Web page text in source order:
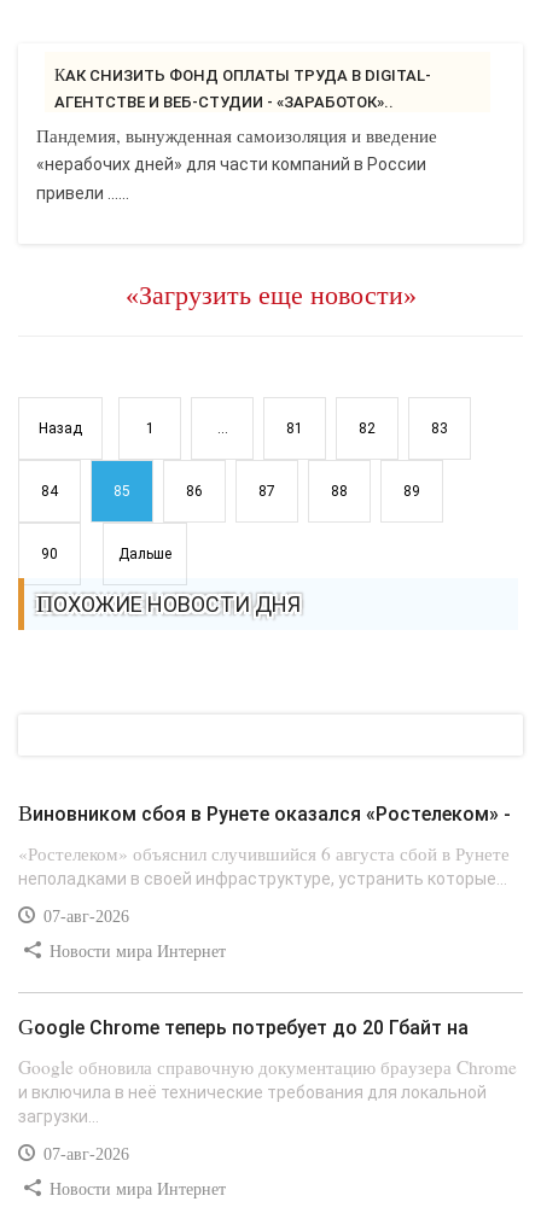
КАК СНИЗИТЬ ФОНД ОПЛАТЫ ТРУДА В DIGITAL-
АГЕНТСТВЕ И ВЕБ-СТУДИИ - «ЗАРАБОТОК»..
Пандемия, вынужденная самоизоляция и введение
«нерабочих дней» для части компаний в России
привели ......
«Загрузить еще новости»
Назад 1 ... 81 82 83
84 85 86 87 88 89
90 Дальше
ПОХОЖИЕ НОВОСТИ ДНЯ
Виновником сбоя в Рунете оказался «Ростелеком» -
«Ростелеком» объяснил случившийся 6 августа сбой в Рунете
неполадками в своей инфраструктуре, устранить которые...
07-авг-2026
Новости мира Интернет
Google Chrome теперь потребует до 20 Гбайт на
Google обновила справочную документацию браузера Chrome
и включила в неё технические требования для локальной
загрузки...
07-авг-2026
Новости мира Интернет